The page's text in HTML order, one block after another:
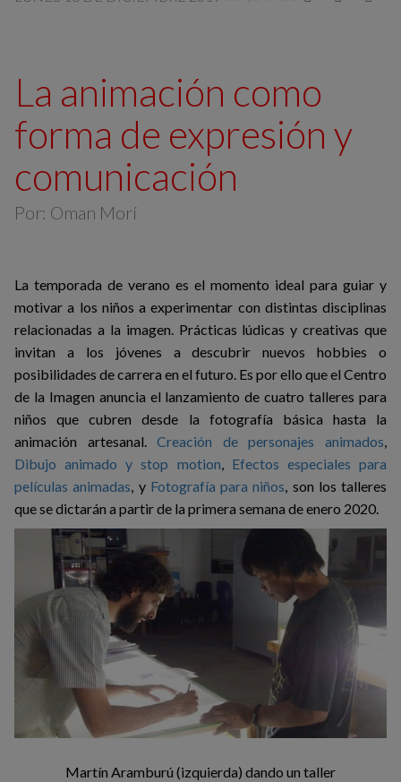
La animación como
forma de expresión y
comunicación
Por: Oman Morí
La temporada de verano es el momento ideal para guiar y
motivar a los niños a experimentar con distintas disciplinas
relacionadas a la imagen. Prácticas lúdicas y creativas que
invitan a los jóvenes a descubrir nuevos hobbies o
posibilidades de carrera en el futuro. Es por ello que el Centro
de la Imagen anuncia el lanzamiento de cuatro talleres para
niños que cubren desde la fotografía básica hasta la
animación artesanal.Creación de personajes animados,
Dibujo animado y stop motion, Efectos especiales para
películas animadas, y Fotografía para niños, son los talleres
que se dictarán a partir de la primera semana de enero 2020.
Martín Aramburú (izquierda) dando un taller